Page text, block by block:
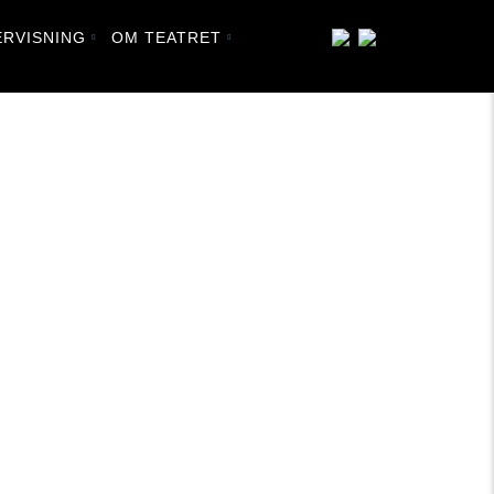
OM TEATRET